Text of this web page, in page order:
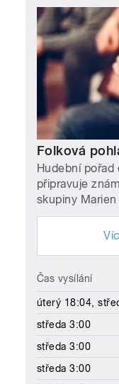
Folková
Hudební
připravuje
skupiny
Čas vysílání
úterý 18:04,
středa 3:00
středa 3:00
středa 3:00